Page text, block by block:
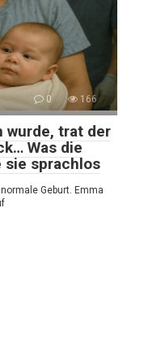
0 166
wurde, trat der
Was die
sie sprachlos
Geburt. Emma